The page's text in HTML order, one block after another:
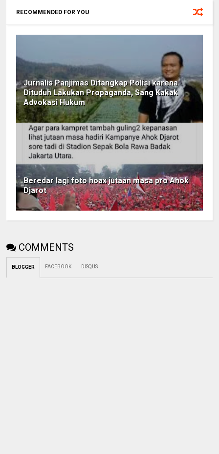
RECOMMENDED FOR YOU
Jurnalis Panjimas Ditangkap Polisi karena
Dituduh Lakukan Propaganda, Sang Kakak
Advokasi Hukum
Beredar lagi foto hoax jutaan masa pro Ahok
Djarot
COMMENTS
BLOGGER FACEBOOK DISQUS